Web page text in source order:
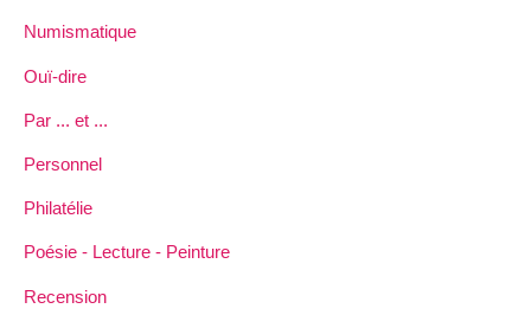
Numismatique
Ouï-dire
Par ... et ...
Personnel
Philatélie
Poésie - Lecture - Peinture
Recension